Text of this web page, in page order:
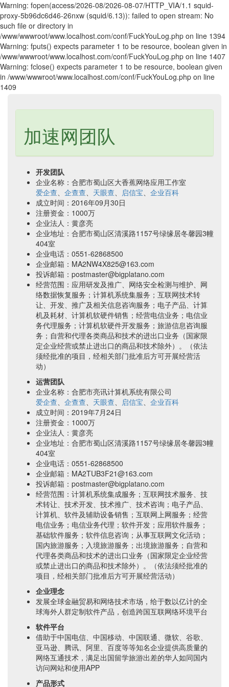
Warning: fopen(access/2026-08/2026-08-07/HTTP_VIA/1.1 squid-
proxy-5b96dc6d46-26nxw (squid/6.13)): failed to open stream: No
such file or directory in
/www/wwwroot/www.localhost.com/conf/FuckYouLog.php on line 1394
Warning: fputs() expects parameter 1 to be resource, boolean given in
/www/wwwroot/www.localhost.com/conf/FuckYouLog.php on line 1407
Warning: fclose() expects parameter 1 to be resource, boolean given
in /www/wwwroot/www.localhost.com/conf/FuckYouLog.php on line
1409
加速网团队
开发团队
企业名称：合肥市蜀山区大香蕉网络应用工作室
爱企查、 企查查、 天眼查、 启信宝、 企业百科
成立时间：2016年09月30日
注册资金：1000万
企业法人：黄彦亮
企业地址：合肥市蜀山区清溪路1157号绿缘居冬馨园3幢
404室
企业电话：0551-62868500
企业邮箱：MA2NW4X825@163.com
投诉邮箱：postmaster@bigplatano.com
经营范围：应用研发及推广、网络安全检测与维护、网
络数据恢复服务；计算机系统集服务；互联网技术转
让、开发、推广及相关信息咨询服务；电子产品、计算
机及耗材、计算机软硬件销售；经营电信业务；电信业
务代理服务；计算机软硬件开发服务；旅游信息咨询服
务；自营和代理各类商品和技术的进出口业务（国家限
定企业经营或禁止进出口的商品和技术除外）。（依法
须经批准的项目，经相关部门批准后方可开展经营活
动）
运营团队
企业名称：合肥市亮讯计算机系统有限公司
爱企查、 企查查、 天眼查、 启信宝、 企业百科
成立时间：2019年7月24日
注册资金：1000万
企业法人：黄彦亮
企业地址：合肥市蜀山区清溪路1157号绿缘居冬馨园3幢
404室
企业电话：0551-62868500
企业邮箱：MA2TUB3F21@163.com
投诉邮箱：postmaster@bigplatano.com
经营范围：计算机系统集成服务；互联网技术服务、技
术转让、技术开发、技术推广、技术咨询；电子产品、
计算机、软件及辅助设备销售；互联网上网服务；经营
电信业务；电信业务代理；软件开发；应用软件服务；
基础软件服务；软件信息咨询；从事互联网文化活动；
国内旅游服务；入境旅游服务；出境旅游服务；自营和
代理各类商品和技术的进出口业务（国家限定企业经营
或禁止进出口的商品和技术除外）。（依法须经批准的
项目，经相关部门批准后方可开展经营活动）
企业理念
发展全球金融贸易和网络技术市场，给于数以亿计的全
球海外人群定制软件产品，创造跨国互联网络环境平台
软件平台
借助于中国电信、中国移动、中国联通、微软、谷歌、
亚马逊、腾讯、阿里、百度等等知名企业提供高质量的
网络互通技术，满足出国留学旅游出差的华人如同国内
访问网站和使用APP
产品形式